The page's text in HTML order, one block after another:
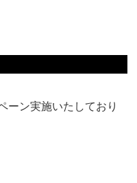
ーン実施いたしており